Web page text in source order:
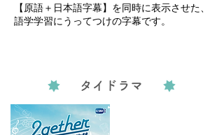
リトルハピネス
バビロンの恋人
天才基本法
輝け！シンフー～幸福到万家～
大宅門　やっかいな漢方薬店
理想の輝き～40の物語～
茶館　～激動の清末、彼らの集う場所～
成都デイズ～再びつながる時～
【原語＋日本語字幕】を同時に表示させた、
語学学習にうってつけの字幕です。
タイドラマ